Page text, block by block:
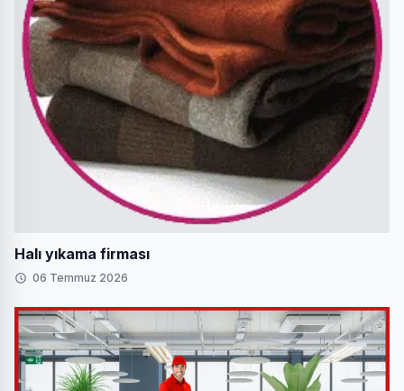
Halı yıkama firması
06 Temmuz 2026